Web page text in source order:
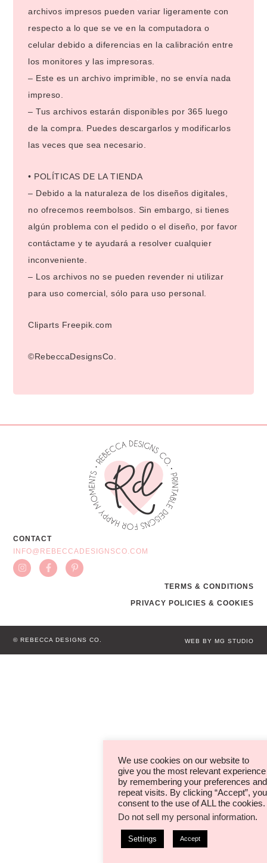
archivos impresos pueden variar ligeramente con
respecto a lo que se ve en la computadora o
celular debido a diferencias en la calibración entre
los monitores y las impresoras.
– Este es un archivo imprimible, no se envía nada
impreso.
– Tus archivos estarán disponibles por 365 luego
de la compra. Puedes descargarlos y modificarlos
las veces que sea necesario.
• POLÍTICAS DE LA TIENDA
– Debido a la naturaleza de los diseños digitales,
no ofrecemos reembolsos. Sin embargo, si tienes
algún problema con el pedido o el diseño, por favor
contáctame y te ayudará a resolver cualquier
inconveniente.
– Los archivos no se pueden revender ni utilizar
para uso comercial, sólo para uso personal.
Cliparts Freepik.com
©RebeccaDesignsCo.
CONTACT
INFO@REBECCADESIGNSCO.COM
TERMS & CONDITIONS
PRIVACY POLICIES & COOKIES
© REBECCA DESIGNS CO. WEB BY MG STUDIO
We use cookies on our website to
give you the most relevant experience
by remembering your preferences and
repeat visits. By clicking “Accept”, you
consent to the use of ALL the cookies.
Do not sell my personal information.
Settings Accept